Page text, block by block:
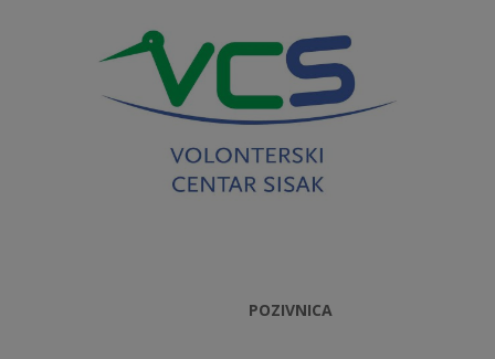
POZIVNICA